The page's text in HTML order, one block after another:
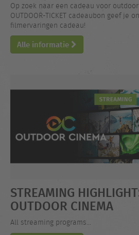
Op zoek naar een cadeau voor
OUTDOOR-TICKET cadeaubon geef je
filmervaringen cadeau!
Alle informatie
STREAMING
OUTDOOR CINEMA
All streaming programs...